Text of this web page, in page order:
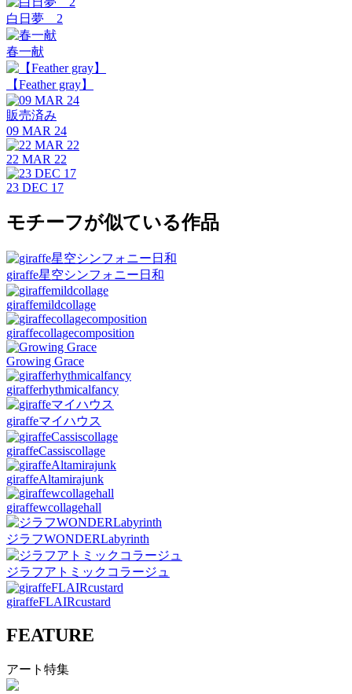
白日夢 2
春一献
【Feather gray】
販売済み
09 MAR 24
22 MAR 22
23 DEC 17
モチーフが似ている作品
giraffe星空シンフォニー日和
giraffemildcollage
giraffecollagecomposition
Growing Grace
girafferhythmicalfancy
giraffeマイハウス
giraffeCassiscollage
giraffeAltamirajunk
giraffewcollagehall
ジラフWONDERLabyrinth
ジラフアトミックコラージュ
giraffeFLAIRcustard
FEATURE
アート特集